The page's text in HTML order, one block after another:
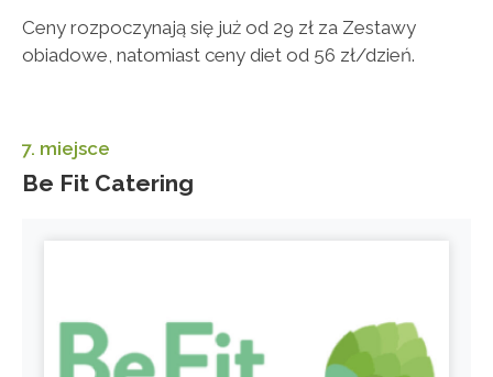
Ceny rozpoczynają się już od 29 zł za Zestawy
obiadowe, natomiast ceny diet od 56 zł/dzień.
7. miejsce
Be Fit Catering